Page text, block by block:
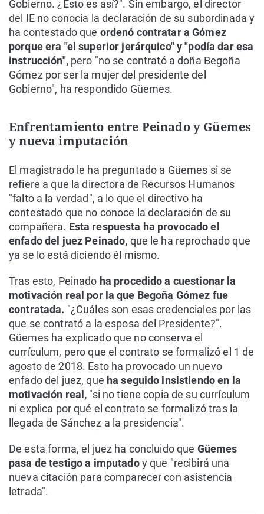
Gobierno. ¿Esto es así?". Sin embargo, el director
del IE no conocía la declaración de su subordinada y
ha contestado que ordenó contratar a Gómez
porque era "el superior jerárquico" y "podía dar esa
instrucción",pero "no se contrató a doña Begoña
Gómez por ser la mujer del presidente del
Gobierno", ha respondido Güemes.
Enfrentamiento entre Peinado y Güemes
y nueva imputación
El magistrado le ha preguntado a Güemes si se
refiere a que la directora de Recursos Humanos
"falto a la verdad", a lo que el directivo ha
contestado que no conoce la declaración de su
compañera. Esta respuesta ha provocado el
enfado del juez Peinado, que le ha reprochado que
ya se lo está diciendo él mismo.
Tras esto, Peinado ha procedido a cuestionar la
motivación real por la que Begoña Gómez fue
contratada. "¿Cuáles son esas credenciales por las
que se contrató a la esposa del Presidente?".
Güemes ha explicado que no conserva el
currículum, pero que el contrato se formalizó el 1 de
agosto de 2018. Esto ha provocado un nuevo
enfado del juez, que ha seguido insistiendo en la
motivación real, "si no tiene copia de su currículum
ni explica por qué el contrato se formalizó tras la
llegada de Sánchez a la presidencia".
De esta forma, el juez ha concluido que Güemes
pasa de testigo a imputadoy que "recibirá una
nueva citación para comparecer con asistencia
letrada".